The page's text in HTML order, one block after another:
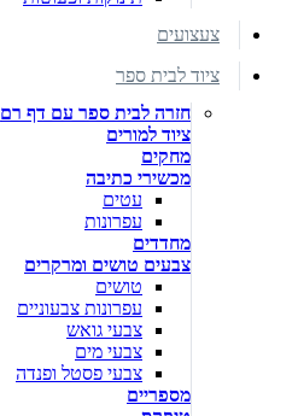
צעצועים
ציוד לבית ספר
חזרה לבית ספר עם דף רם
ציוד למורים
מחקים
מכשירי כתיבה
עטים
עפרונות
מחדדים
צבעים טושים ומרקרים
טושים
עפרונות צבעוניים
צבעי גואש
צבעי מים
צבעי פסטל ופנדה
מספריים